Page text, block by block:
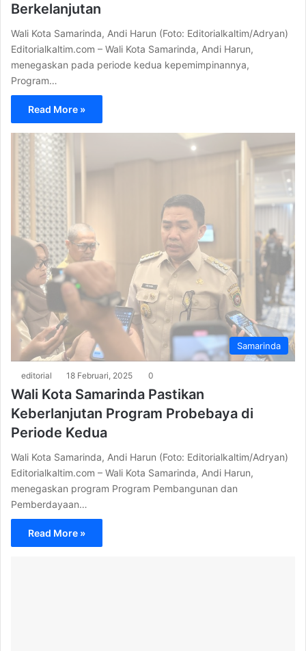
Berkelanjutan
Wali Kota Samarinda, Andi Harun (Foto: Editorialkaltim/Adryan)
Editorialkaltim.com – Wali Kota Samarinda, Andi Harun,
menegaskan pada periode kedua kepemimpinannya,
Program…
Read More »
Samarinda
editorial 18 Februari, 2025 0
Wali Kota Samarinda Pastikan
Keberlanjutan Program Probebaya di
Periode Kedua
Wali Kota Samarinda, Andi Harun (Foto: Editorialkaltim/Adryan)
Editorialkaltim.com – Wali Kota Samarinda, Andi Harun,
menegaskan program Program Pembangunan dan
Pemberdayaan…
Read More »